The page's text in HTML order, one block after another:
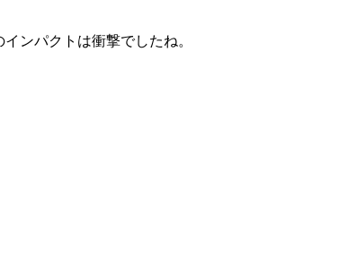
ンパクトは衝撃でしたね。